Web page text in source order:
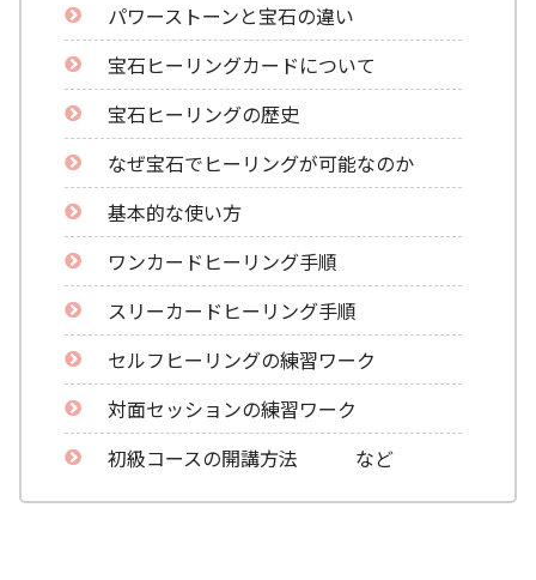
パワーストーンと宝石の違い
宝石ヒーリングカードについて
宝石ヒーリングの歴史
なぜ宝石でヒーリングが可能なのか
基本的な使い方
ワンカードヒーリング手順
スリーカードヒーリング手順
セルフヒーリングの練習ワーク
対面セッションの練習ワーク
初級コースの開講方法 など